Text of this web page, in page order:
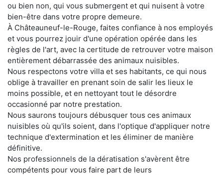
ou bien non, qui vous submergent et qui nuisent à votre
bien-être dans votre propre demeure.
À Châteauneuf-le-Rouge, faites confiance à nos employés
et vous pourrez jouir d'une opération opérée dans les
règles de l'art, avec la certitude de retrouver votre maison
entièrement débarrassée des animaux nuisibles.
Nous respectons votre villa et ses habitants, ce qui nous
oblige à travailler en prenant soin de salir les lieux le
moins possible, et en nettoyant tout le désordre
occasionné par notre prestation.
Nous saurons toujours débusquer tous ces animaux
nuisibles où qu'ils soient, dans l'optique d'appliquer notre
technique d'extermination et les éliminer de manière
définitive.
Nos professionnels de la dératisation s'avèrent être
compétents pour vous faire part de leurs